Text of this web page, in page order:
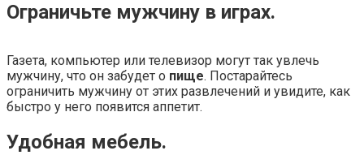
Ограничьте мужчину в играх.
Газета, компьютер или телевизор могут так увлечь
мужчину, что он забудет о пище. Постарайтесь
ограничить мужчину от этих развлечений и увидите, как
быстро у него появится аппетит.
Удобная мебель.